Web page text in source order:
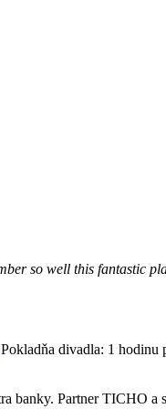
so well this fantastic
Pokladňa divadla: 1 hodinu
banky. Partner TICHO a